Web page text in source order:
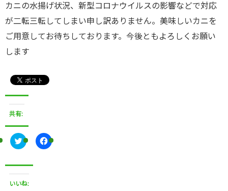
カニの水揚げ状況、新型コロナウイルスの影響などで対応
が二転三転してしまい申し訳ありません。美味しいカニを
ご用意してお待ちしております。今後ともよろしくお願い
します
共有:
ク
リ
し
て
T
w
F
a
いいね: